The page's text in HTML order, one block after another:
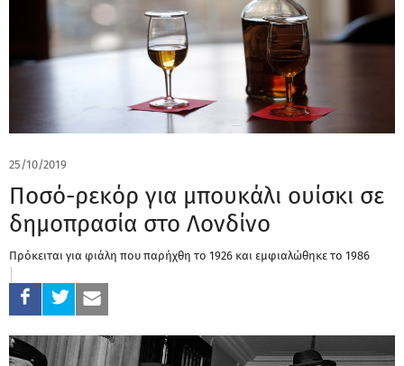
25/10/2019
Ποσό-ρεκόρ για μπουκάλι ουίσκι σε
δημοπρασία στο Λονδίνο
Πρόκειται για φιάλη που παρήχθη το 1926 και εμφιαλώθηκε το 1986